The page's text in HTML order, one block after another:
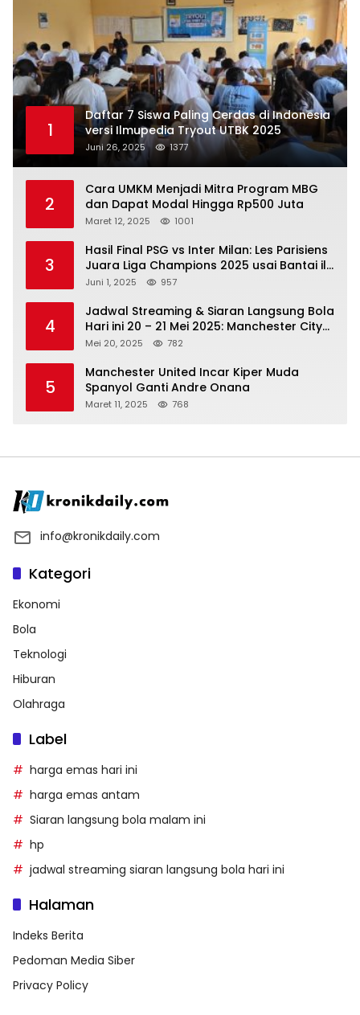
1
Daftar 7 Siswa Paling Cerdas di Indonesia
versi Ilmupedia Tryout UTBK 2025
Juni 26, 2025 1377
2
Cara UMKM Menjadi Mitra Program MBG
dan Dapat Modal Hingga Rp500 Juta
Maret 12, 2025 1001
3
Hasil Final PSG vs Inter Milan: Les Parisiens
Juara Liga Champions 2025 usai Bantai il
Nerazzurri
Juni 1, 2025 957
4
Jadwal Streaming & Siaran Langsung Bola
Hari ini 20 – 21 Mei 2025: Manchester City
vs Bournemouth
Mei 20, 2025 782
5
Manchester United Incar Kiper Muda
Spanyol Ganti Andre Onana
Maret 11, 2025 768
info@kronikdaily.com
Kategori
Ekonomi
Bola
Teknologi
Hiburan
Olahraga
Label
harga emas hari ini
harga emas antam
Siaran langsung bola malam ini
hp
jadwal streaming siaran langsung bola hari ini
Halaman
Indeks Berita
Pedoman Media Siber
Privacy Policy